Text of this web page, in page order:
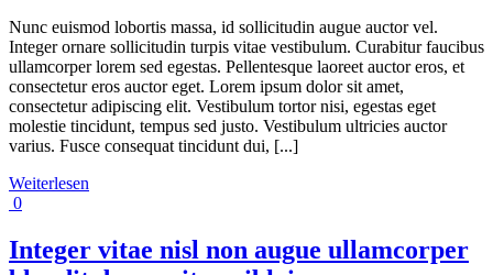
Nunc euismod lobortis massa, id sollicitudin augue auctor vel.
Integer ornare sollicitudin turpis vitae vestibulum. Curabitur faucibus
ullamcorper lorem sed egestas. Pellentesque laoreet auctor eros, et
consectetur eros auctor eget. Lorem ipsum dolor sit amet,
consectetur adipiscing elit. Vestibulum tortor nisi, egestas eget
molestie tincidunt, tempus sed justo. Vestibulum ultricies auctor
varius. Fusce consequat tincidunt dui, [...]
Weiterlesen
0
Integer vitae nisl non augue ullamcorper